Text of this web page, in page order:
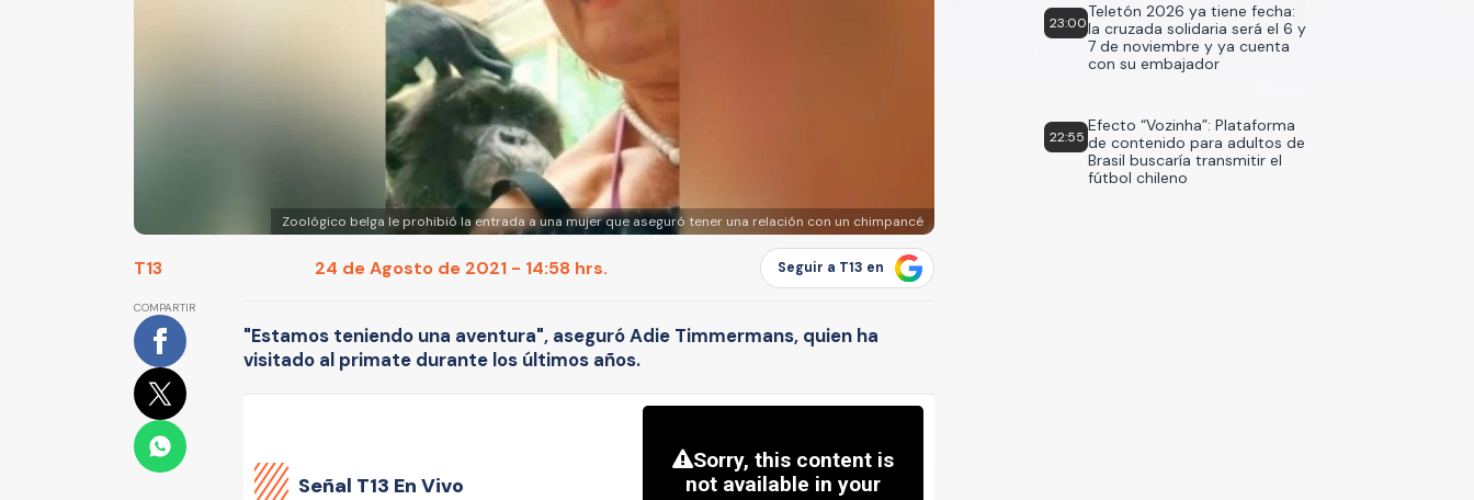
Zoológico belga le prohibió la entrada a una mujer que aseguró tener una relación con un chimpancé
T13 24 de Agosto de 2021 - 14:58 hrs. Seguir a T13 en
COMPARTIR
"Estamos teniendo una aventura", aseguró Adie Timmermans, quien ha
visitado al primate durante los últimos años.
Señal T13 En Vivo
23:00
Teletón 2026 ya tiene fecha:
la cruzada solidaria será el 6 y
7 de noviembre y ya cuenta
con su embajador
22:55
Efecto “Vozinha”: Plataforma
de contenido para adultos de
Brasil buscaría transmitir el
fútbol chileno